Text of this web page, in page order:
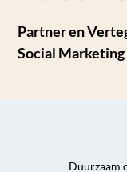
Partner en
Social
Duurzaam